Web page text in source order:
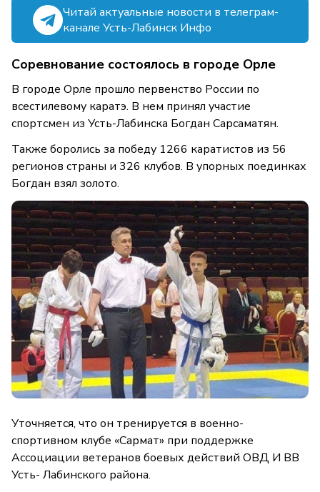
Читай актуальные новости в телеграм-
канале Усть-Лабинск Инфо
Соревнование состоялось в городе Орле
В городе Орле прошло первенство России по
всестилевому каратэ. В нем принял участие
спортсмен из Усть-Лабинска Богдан Сарсаматян.
Также боролись за победу 1266 каратистов из 56
регионов страны и 326 клубов. В упорных поединках
Богдан взял золото.
Уточняется, что он тренируется в военно-
спортивном клубе «Сармат» при поддержке
Ассоциации ветеранов боевых действий ОВД И ВВ
Усть- Лабинского района.